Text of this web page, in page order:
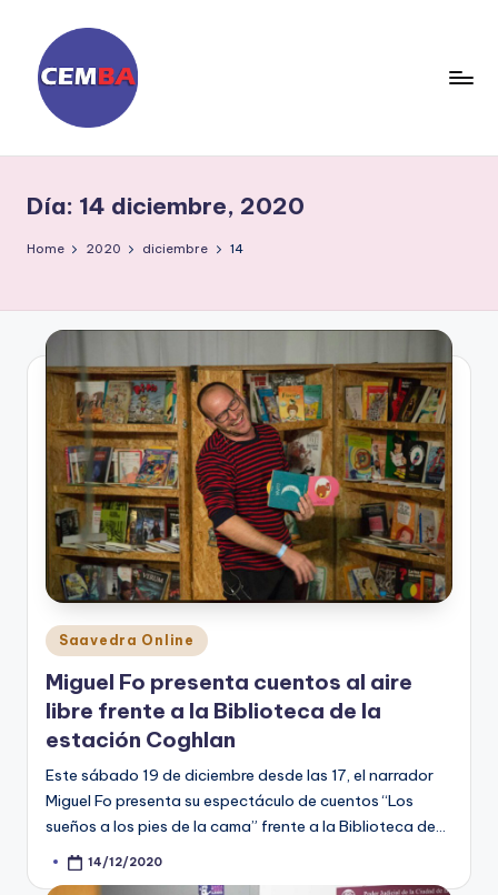
content
ri
o
E
M
B
A
Día: 14 diciembre, 2020
Home 2020 diciembre 14
Posted
in
Saavedra Online
Miguel Fo presenta cuentos al aire
libre frente a la Biblioteca de la
estación Coghlan
Este sábado 19 de diciembre desde las 17, el narrador
Miguel Fo presenta su espectáculo de cuentos “Los
sueños a los pies de la cama” frente a la Biblioteca de…
Posted14/12/2020